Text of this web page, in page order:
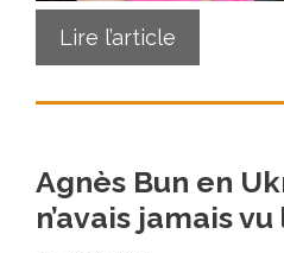
Lire l’article
Agnès Bun en
n’avais jamais